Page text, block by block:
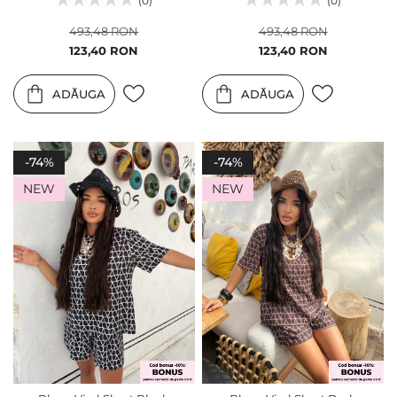
Pret
123,40 RON
493,48 RON
ADĂUGA
Pret
123,40 RON
493,48 RON
ADĂUGA
-74%
NEW
-74%
NEW